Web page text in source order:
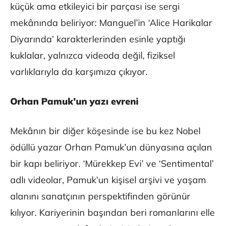
küçük ama etkileyici bir parçası ise sergi
mekânında beliriyor: Manguel’in ‘Alice Harikalar
Diyarında’ karakterlerinden esinle yaptığı
kuklalar, yalnızca videoda değil, fiziksel
varlıklarıyla da karşımıza çıkıyor.
Orhan Pamuk’un yazı evreni
Mekânın bir diğer köşesinde ise bu kez Nobel
ödüllü yazar Orhan Pamuk’un dünyasına açılan
bir kapı beliriyor. ‘Mürekkep Evi’ ve ‘Sentimental’
adlı videolar, Pamuk’un kişisel arşivi ve yaşam
alanını sanatçının perspektifinden görünür
kılıyor. Kariyerinin başından beri romanlarını elle